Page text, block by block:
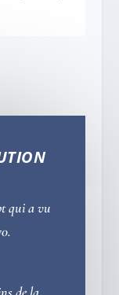
qui a vu